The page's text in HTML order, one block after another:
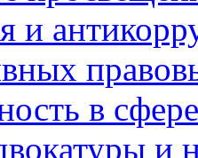
и
в
и